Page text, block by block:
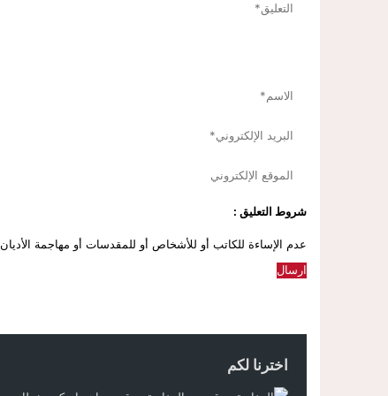
شروط التعليق :
عدم الإساءة للكاتب أو للأشخاص أو للمقدسات أو مهاجمة
اخترنا لكم